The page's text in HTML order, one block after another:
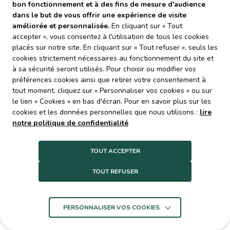
découvrir tous les secrets du paillage, sans broyeur et
pour tous les jardins !
bon fonctionnement et à des fins de mesure d'audience
dans le but de vous offrir une expérience de visite
améliorée et personnalisée. En cliquant sur « Tout
accepter », vous consentez à l'utilisation de tous les cookies
placés sur notre site. En cliquant sur « Tout refuser », seuls les
cookies strictement nécessaires au fonctionnement du site et
à sa sécurité seront utilisés. Pour choisir ou modifier vos
préférences cookies ainsi que retirer votre consentement à
tout moment, cliquez sur « Personnaliser vos cookies » ou sur
le lien « Cookies » en bas d'écran. Pour en savoir plus sur les
cookies et les données personnelles que nous utilisons : lire
notre politique de confidentialité
TOUT ACCEPTER
TOUT REFUSER
PERSONNALISER VOS COOKIES